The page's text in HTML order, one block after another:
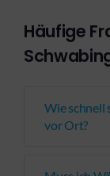
Häufige
Wie schnell
vor Ort?